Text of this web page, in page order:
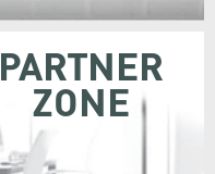
PARTNER
ZONE